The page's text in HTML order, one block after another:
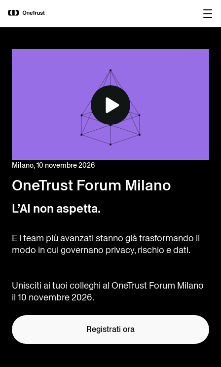
OneTrust nominata “Visionaria” nel
Magic Quadrant™ 2026 di Gartner®
per le piattaforme di governance
Milano, 10 novembre 2026
OneTrust Forum Milano
L’AI non aspetta.
E i team più avanzati stanno già trasformando il
modo in cui governano privacy, rischio e dati.
Unisciti ai tuoi colleghi al OneTrust Forum Milano
il 10 novembre 2026.
Registrati ora